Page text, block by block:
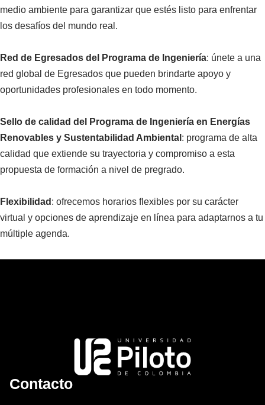
medio ambiente para garantizar que estés listo para enfrentar
los desafíos del mundo real.
Red de Egresados del Programa de Ingeniería: únete a una
red global de Egresados que pueden brindarte apoyo y
oportunidades profesionales en todo momento.
Sello de calidad del Programa de Ingeniería en Energías
Renovables y Sustentabilidad Ambiental : programa de alta
calidad que extiende su trayectoria y compromiso a esta
propuesta de formación a nivel de pregrado.
Flexibilidad : ofrecemos horarios flexibles por su carácter
virtual y opciones de aprendizaje en línea para adaptarnos a tu
múltiple agenda.
Contacto